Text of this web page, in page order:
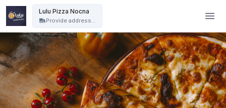
Lulu Pizza Nocna
Provide address...